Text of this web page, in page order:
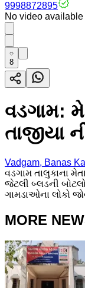
9998872895
No video available
8
વડગામ:
તાજીયા
Vadgam, Banas
વડગામ તાલુકાના
જેટલી બ્લડની
ગામડાઓના લોકો
MORE